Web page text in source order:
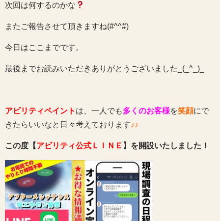
次回は何するのかな
またご報告させて頂きますね(#^^#)
今日はここまでです。
最後までお読みいただきありがとうございました_(_^_)_
アビリティペイント は、一人でも多くのお客様を笑顔にで
きたらいいなと日々考えております♪♪
この度【アビリティ公式ＬＩＮＥ 】を開設いたしました！